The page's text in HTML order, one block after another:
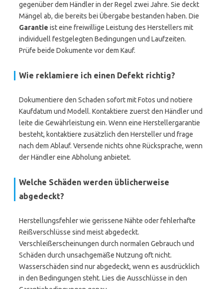
gegenüber dem Händler in der Regel zwei Jahre. Sie deckt
Mängel ab, die bereits bei Übergabe bestanden haben. Die
Garantie ist eine freiwillige Leistung des Herstellers mit
individuell festgelegten Bedingungen und Laufzeiten.
Prüfe beide Dokumente vor dem Kauf.
Wie reklamiere ich einen Defekt richtig?
Dokumentiere den Schaden sofort mit Fotos und notiere
Kaufdatum und Modell. Kontaktiere zuerst den Händler und
leite die Gewährleistung ein. Wenn eine Herstellergarantie
besteht, kontaktiere zusätzlich den Hersteller und frage
nach dem Ablauf. Versende nichts ohne Rücksprache, wenn
der Händler eine Abholung anbietet.
Welche Schäden werden üblicherweise
abgedeckt?
Herstellungsfehler wie gerissene Nähte oder fehlerhafte
Reißverschlüsse sind meist abgedeckt.
Verschleißerscheinungen durch normalen Gebrauch und
Schäden durch unsachgemäße Nutzung oft nicht.
Wasserschäden sind nur abgedeckt, wenn es ausdrücklich
in den Bedingungen steht. Lies die Ausschlüsse in den